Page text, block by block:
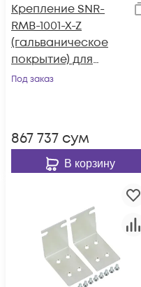
Крепление SNR-
RMB-1001-X-Z
(гальваническое
покрытие) для
маршрутизаторов
Под заказ
867 737 сум
В корзину